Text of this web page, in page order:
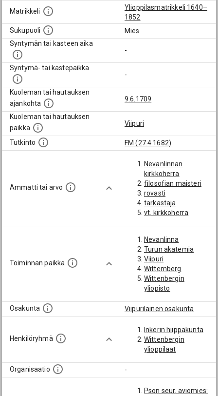
Matrikkeli
Ylioppilasmatrikkeli 1640–
1852
Sukupuoli
Mies
Syntymän tai kasteen aika
-
Syntymä- tai kastepaikka
-
Kuoleman tai hautauksen
ajankohta
9.6.1709
Kuoleman tai hautauksen
paikka
Viipuri
Tutkinto FM (27.4.1682)
Ammatti tai arvo
Nevanlinnan
kirkkoherra
filosofian maisteri
rovasti
tarkastaja
vt. kirkkoherra
Toiminnan paikka
Nevanlinna
Turun akatemia
Viipuri
Wittemberg
Wittenbergin
yliopisto
Osakunta Viipurilainen osakunta
Henkilöryhmä
Inkerin hiippakunta
Wittenbergin
ylioppilaat
Organisaatio -
Pson seur. aviomies: